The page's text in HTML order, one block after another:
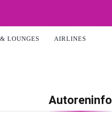
LOUNGES AIRLINES
Autoreninfo